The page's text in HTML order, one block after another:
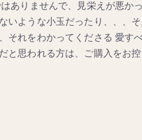
ありませんで、見栄えが悪か
いような小玉だったり、、、
それをわかってくださる 愛す
と思われる方は、ご購入をお